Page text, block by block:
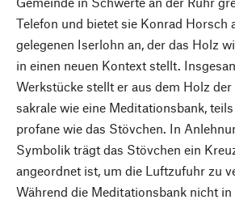
Telefon und bietet sie Konrad Horsch
gelegenen Iserlohn an, der das Holz
in einen neuen Kontext stellt.
Werkstücke stellt er aus dem Holz der
sakrale wie eine Meditationsbank,
profane wie das Stövchen. In
Symbolik trägt das Stövchen ein
angeordnet ist, um die Luftzufuhr zu
Während die Meditationsbank nicht in